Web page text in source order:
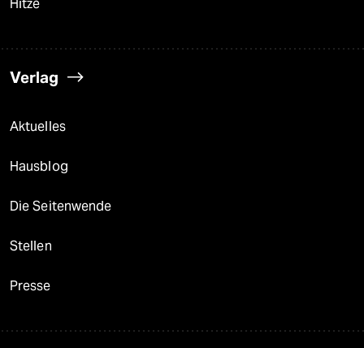
Hitze
Verlag
Aktuelles
Hausblog
Die Seitenwende
Stellen
Presse